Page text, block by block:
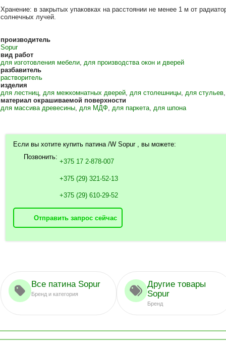
Хранение: в закрытых упаковках на расстоянии не менее 1 м от
солнечных лучей.
производитель
Sopur
вид работ
для изготовления мебели для производства окон и дверей
разбавитель
растворитель
изделия
для лестниц для межкомнатных дверей для столешницы для стульев
материал окрашиваемой поверхности
для массива древесины для МДФ для паркета для шпона
Если вы хотите купить патина /W Sopur , вы можете:
Позвонить:
+375 17 2-878-007
+375 (29) 321-52-13
+375 (29) 610-29-52
Отправить запрос сейчас
Все патина Sopur
Бренд и категория
Другие товары
Sopur
Бренд